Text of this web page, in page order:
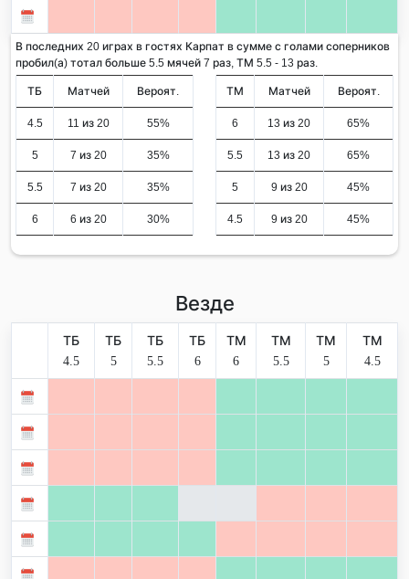
В последних 20 играх в гостях Карпат в сумме с голами соперников
пробил(а) тотал больше 5.5 мячей 7 раз, ТМ 5.5 - 13 раз.
ТБ Матчей Вероят.
4.5 11 из 20 55%
5 7 из 20 35%
5.5 7 из 20 35%
6 6 из 20 30%
ТМ Матчей Вероят.
6 13 из 20 65%
5.5 13 из 20 65%
5 9 из 20 45%
4.5 9 из 20 45%
Везде
ТБ
4.5
ТБ
5
ТБ
5.5
ТБ
6
ТМ
6
ТМ
5.5
ТМ
5
ТМ
4.5